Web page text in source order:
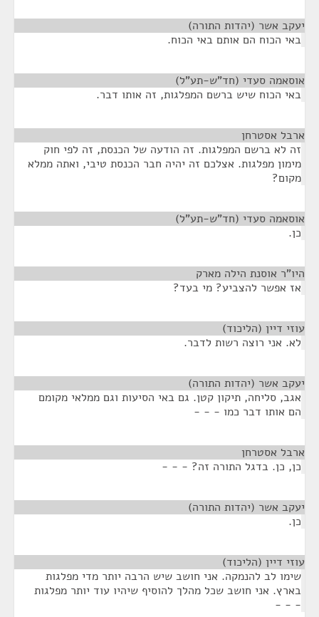
יעקב אשר (יהדות התורה)
באי הכוח הם אותם באי הכוח.
אוסאמה סעדי (חד"ש-תע"ל)
באי הכוח שיש ברשם המפלגות, זה אותו דבר.
ארבל אסטרחן
זה לא ברשם המפלגות. זה הודעה של הכנסת, זה לפי חוק
מימון מפלגות. אצלכם זה יהיה חבר הכנסת טיבי, ואתה ממלא
מקום?
אוסאמה סעדי (חד"ש-תע"ל)
כן.
היו"ר אוסנת הילה מארק
אז אפשר להצביע? מי בעד?
עוזי דיין (הליכוד)
לא. אני רוצה רשות לדבר.
יעקב אשר (יהדות התורה)
אגב, סליחה, תיקון קטן. גם באי הסיעות וגם ממלאי מקומם
הם אותו דבר כמו - - -
ארבל אסטרחן
כן, כן. בדגל התורה זה? - - -
יעקב אשר (יהדות התורה)
כן.
עוזי דיין (הליכוד)
שימו לב להנמקה. אני חושב שיש הרבה יותר מדי מפלגות
בארץ. אני חושב שכל מהלך להוסיף שיהיו עוד יותר מפלגות
- - -